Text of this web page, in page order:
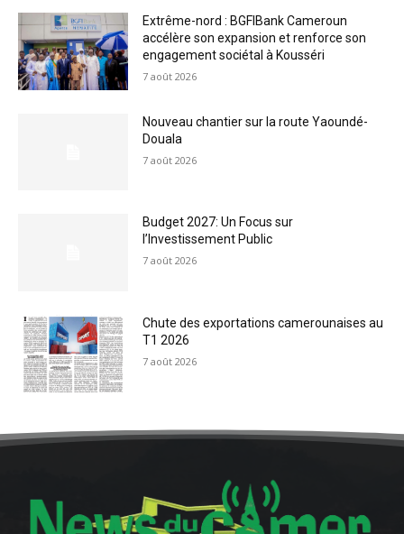
Extrême-nord : BGFIBank Cameroun
accélère son expansion et renforce son
engagement sociétal à Kousséri
7 août 2026
Nouveau chantier sur la route Yaoundé-
Douala
7 août 2026
Budget 2027: Un Focus sur
l’Investissement Public
7 août 2026
Chute des exportations camerounaises au
T1 2026
7 août 2026